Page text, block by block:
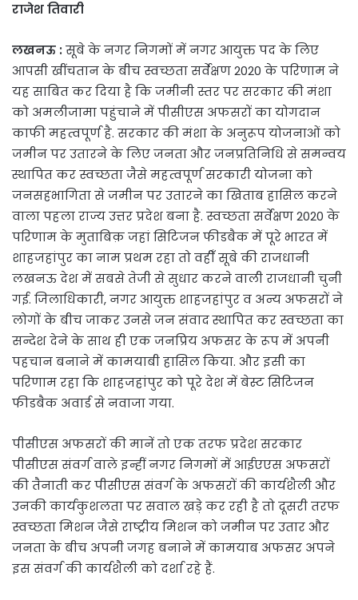
राजेश तिवारी
लखनऊ : सूबे के नगर निगमों में नगर आयुक्त पद के लिए
आपसी खींचतान के बीच स्वच्छता सर्वेक्षण 2020 के परिणाम ने
यह साबित कर दिया है कि जमीनी स्तर पर सरकार की मंशा
को अमलीजामा पहुंचाने में पीसीएस अफसरों का योगदान
काफी महत्वपूर्ण है. सरकार की मंशा के अनुरूप योजनाओं को
जमीन पर उतारने के लिए जनता और जनप्रतिनिधि से समन्वय
स्थापित कर स्वच्छता जैसे महत्वपूर्ण सरकारी योजना को
जनसहभागिता से जमीन पर उतारने का खिताब हासिल करने
वाला पहला राज्य उत्तर प्रदेश बना है. स्वच्छता सर्वेक्षण 2020 के
परिणाम के मुताबिक़ जहां सिटिजन फीडबैक में पूरे भारत में
शाहजहांपुर का नाम प्रथम रहा तो वहीँ सूबे की राजधानी
लखनऊ देश में सबसे तेजी से सुधार करने वाली राजधानी चुनी
गई. जिलाधिकारी, नगर आयुक्त शाहजहांपुर व अन्य अफसरों ने
लोगों के बीच जाकर उनसे जन संवाद स्थापित कर स्वच्छता का
सन्देश देने के साथ ही एक जनप्रिय अफसर के रूप में अपनी
पहचान बनाने में कामयाबी हासिल किया. और इसी का
परिणाम रहा कि शाहजहांपुर को पूरे देश में बेस्ट सिटिजन
फीडबैक अवार्ड से नवाजा गया.
पीसीएस अफसरों की मानें तो एक तरफ प्रदेश सरकार
पीसीएस संवर्ग वाले इन्हीं नगर निगमों में आईएएस अफसरों
की तैनाती कर पीसीएस संवर्ग के अफसरों की कार्यशैली और
उनकी कार्यकुशलता पर सवाल खड़े कर रही है तो दूसरी तरफ
स्वच्छता मिशन जैसे राष्ट्रीय मिशन को जमीन पर उतार और
जनता के बीच अपनी जगह बनाने में कामयाब अफसर अपने
इस संवर्ग की कार्यशैली को दर्शा रहे हैं.